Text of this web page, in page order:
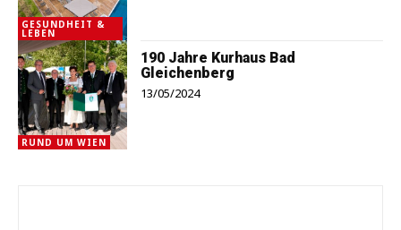
GESUNDHEIT &
LEBEN
RUND UM WIEN
190 Jahre Kurhaus Bad
Gleichenberg
13/05/2024